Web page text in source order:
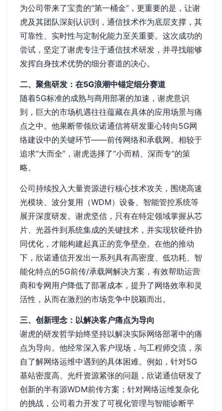
为公司带来了宝贵的“第一桶金”，更重要的是，让谢
虎及其团队深刻认识到，通信技术作为底层支撑，其
可靠性、实时性与定制化能力至关重要。这次成功的
尝试，坚定了谢虎专注于通信技术研发，并寻找能够
发挥自身技术优势的细分赛道的决心。
二、聚焦研发：在5G浪潮中锚定细分赛道
随着5G标准的成熟与商用部署的加速，谢虎意识
到，巨大的市场机遇往往蕴藏在具体的应用场景与痛
点之中。他果断带领欣诺通信将研发重心转向5G网
络建设中的关键环节——前传网络和承载网。相较于
追求“大而全”，谢虎选择了“小而精、深而专”的策
略。
公司持续投入大量资源进行核心技术攻关，围绕高速
光模块、波分复用（WDM）设备、智能管控系统等
展开深度研发。谢虎坚信，只有在特定领域掌握从芯
片、光器件到系统集成的关键技术，并实现软硬件协
同优化，才能构建起真正的竞争壁垒。在他的推动
下，欣诺通信开发出一系列具有高密度、低功耗、智
能化特点的5G前传/承载网解决方案，有效帮助运营
商和专网用户降低了部署成本，提升了网络效率和灵
活性，从而在激烈的市场竞争中脱颖而出。
三、创新理念：以解决客户痛点为导向
谢虎的研发哲学始终坚持以解决实际网络部署中的痛
点为导向。他经常深入客户现场，与工程师交流，亲
自了解网络运维中遇到的具体困难。例如，针对5G
基站密度高、光纤资源紧张的问题，欣诺通信研发了
创新的半有源WDM前传方案；针对网络运维复杂化
的挑战，公司着力开发了可视化管理与智能诊断平